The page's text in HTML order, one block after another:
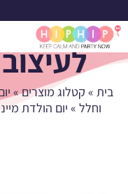
בית » קטלוג מוצרים»
וחלל » יום הולדת